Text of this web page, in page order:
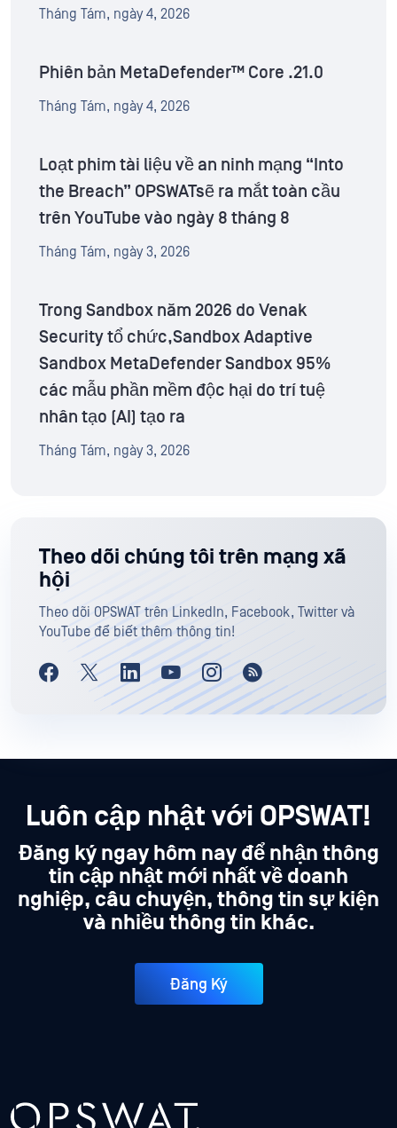
Tháng Tám, ngày 4, 2026
Phiên bản MetaDefender™ Core .21.0
Tháng Tám, ngày 4, 2026
Loạt phim tài liệu về an ninh mạng “Into
the Breach” OPSWATsẽ ra mắt toàn cầu
trên YouTube vào ngày 8 tháng 8
Tháng Tám, ngày 3, 2026
Trong Sandbox năm 2026 do Venak
Security tổ chức,Sandbox Adaptive
Sandbox MetaDefender Sandbox 95%
các mẫu phần mềm độc hại do trí tuệ
nhân tạo (AI) tạo ra
Tháng Tám, ngày 3, 2026
Theo dõi chúng tôi trên mạng xã
hội
Theo dõi OPSWAT trên LinkedIn, Facebook, Twitter và
YouTube để biết thêm thông tin!
Luôn cập nhật với OPSWAT!
Đăng ký ngay hôm nay để nhận thông
tin cập nhật mới nhất về doanh
nghiệp, câu chuyện, thông tin sự kiện
và nhiều thông tin khác.
Đăng Ký